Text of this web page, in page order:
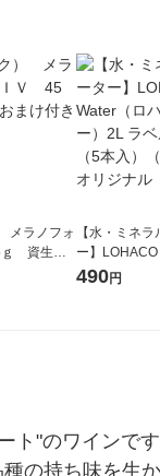
メラノフォ
ｇ 資生
【水・ミネ
ー】
コウォーター
490円
ト"のワインで
の持ち味を生